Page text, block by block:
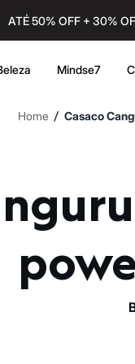
ATÉ 50% OFF + 30%
Mindse7
Home / Casaco